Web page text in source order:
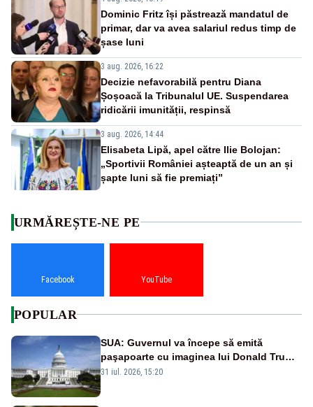
Dominic Fritz își păstrează mandatul de
primar, dar va avea salariul redus timp de
șase luni
3 aug. 2026, 16:22
Decizie nefavorabilă pentru Diana
Șoșoacă la Tribunalul UE. Suspendarea
ridicării imunității, respinsă
3 aug. 2026, 14:44
Elisabeta Lipă, apel către Ilie Bolojan:
„Sportivii României așteaptă de un an și
șapte luni să fie premiați”
URMĂREȘTE-NE PE
Facebook YouTube
POPULAR
SUA: Guvernul va începe să emită
paşapoarte cu imaginea lui Donald Trump
începând cu 8 august
31 iul. 2026, 15:20